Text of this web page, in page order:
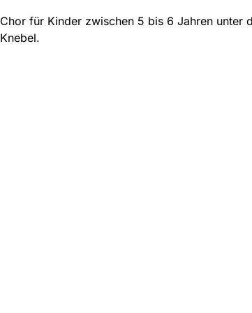
Chor für Kinder zwischen 5 bis 6 Jahren unter
Knebel.